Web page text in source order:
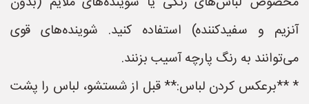
آنزیم و سفیدکننده) استفاده کنید. شوینده‌های قوی
می‌توانند به رنگ پارچه آسیب بزنند.
* **برعکس کردن لباس:** قبل از شستشو، لباس را پشت